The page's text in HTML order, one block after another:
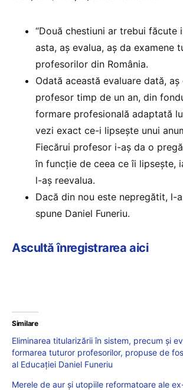
“Două chestiuni ar trebui făcute
asta, aș evalua, aș da examene
profesorilor din România.
Odată această evaluare dată,
profesor timp de un an, din
formare profesională adaptată
vezi exact ce-i lipsește unui
Fiecărui profesor i-aș da o
în funcție de ceea ce îi lipsește,
l-aș reevalua.
Dacă din nou este nepregătit, l-
spune Daniel Funeriu.
Ascultă înregistrarea aici
Similare
Eliminarea titularizării în sistem, precum și
formarea tuturor profesorilor, propuse de
al Educației Daniel Funeriu
Merele de aur și utopiile reformatoare ale